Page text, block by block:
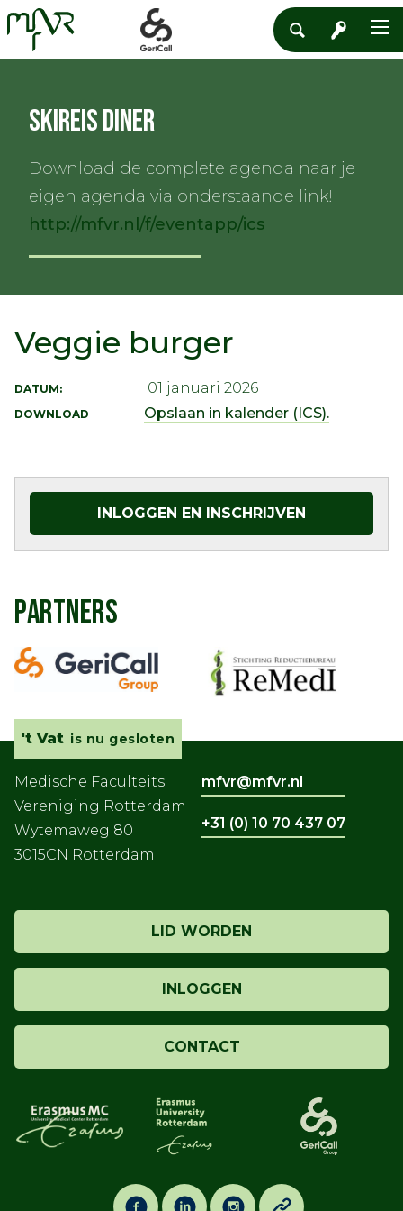
Skireis diner
Download de complete agenda naar je
eigen agenda via onderstaande link!
http://mfvr.nl/f/eventapp/ics
Veggie burger
DATUM: 01 januari 2026
DOWNLOAD Opslaan in kalender (ICS).
INLOGGEN EN INSCHRIJVEN
PARTNERS
't Vat is nu gesloten
Medische Faculteits
Vereniging Rotterdam
Wytemaweg 80
3015CN Rotterdam
LID WORDEN
INLOGGEN
CONTACT
mfvr@mfvr.nl
+31 (0) 10 70 437 07